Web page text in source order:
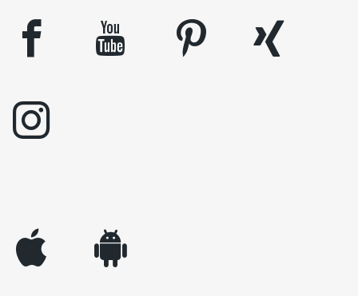
facebook youtube pinterest
xing
instagram
appleinc android